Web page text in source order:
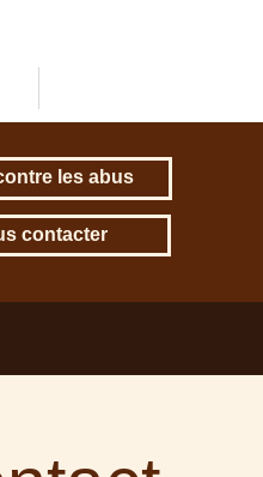
les abus
contacter